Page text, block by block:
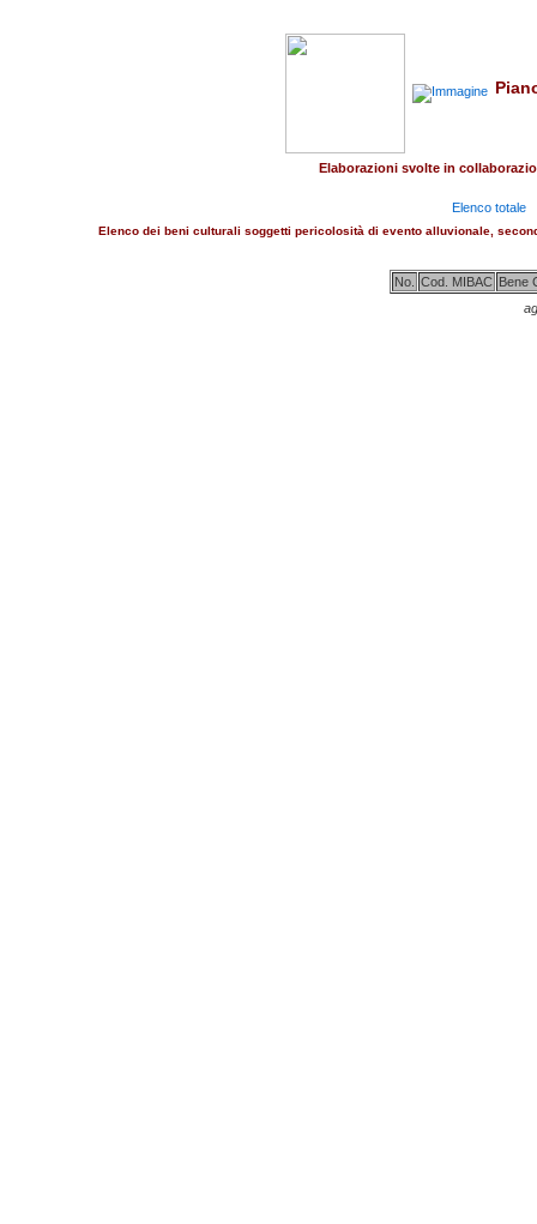
Elaborazioni svolte in
Elenco totale
Elenco dei beni culturali soggetti pericolosità di evento alluvionale,
No. Cod. MIBAC Bene